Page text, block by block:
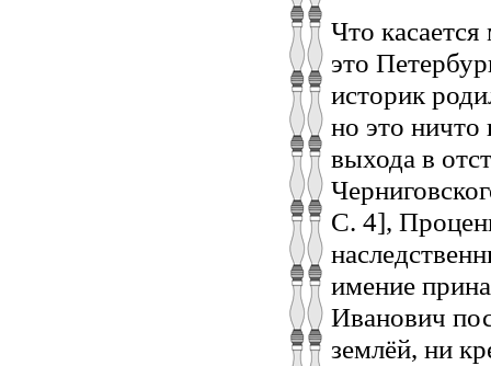
Что
это
историк
но это
выхода в
С. 4],
имение
Иванович
землёй, ни